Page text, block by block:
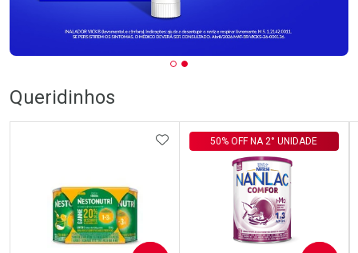
Queridinhos
ADICIONAR AOS FAVORITOS
50% OFF NA 2° UNIDADE